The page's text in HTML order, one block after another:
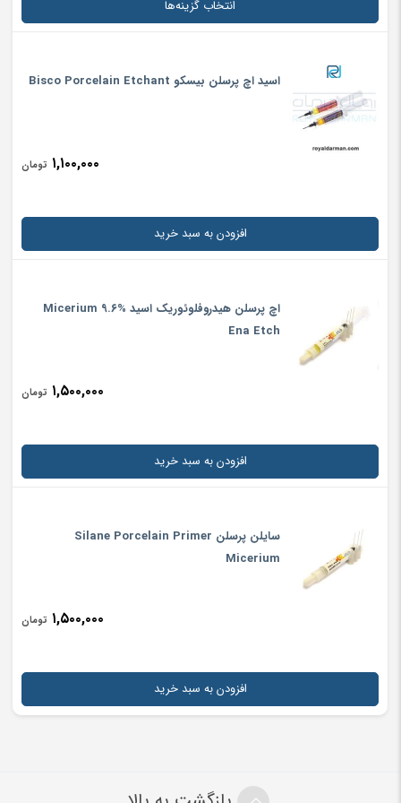
نام*
ایمیل*
3
+
12
انتخاب گزینه‌ها
اسید اچ پرسلن بیسکو Bisco Porcelain Etchant
۱,۱۰۰,۰۰۰ تومان
افزودن به سبد خرید
اچ پرسلن هیدروفلوئوریک اسید %۹.۶ Micerium
Ena Etch
۱,۵۰۰,۰۰۰ تومان
افزودن به سبد خرید
سایلن پرسلن Silane Porcelain Primer
Micerium
۱,۵۰۰,۰۰۰ تومان
افزودن به سبد خرید